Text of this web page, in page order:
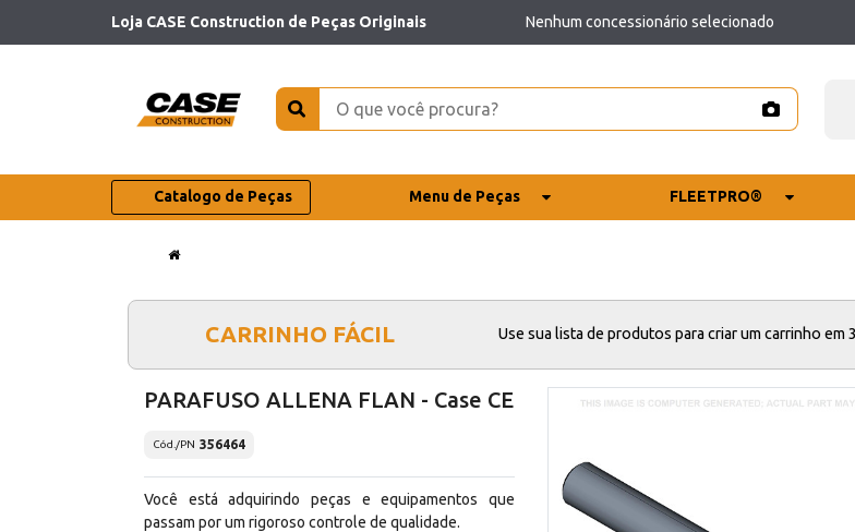
Loja CASE Construction de Peças Originais Nenhum concessionário selecionado
Catalogo de Peças Menu de Peças FLEETPRO®
CARRINHO FÁCIL Use sua lista de produtos para criar um carrinho em
PARAFUSO ALLENA FLAN - Case CE
Cód./PN 356464
Você está adquirindo peças e equipamentos que
passam por um rigoroso controle de qualidade.